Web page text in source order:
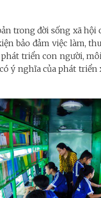
trong đời sống xã
bảo đảm việc làm,
triển con người,
ý nghĩa của phát triển